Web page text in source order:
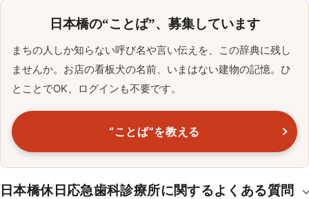
日本橋の“ことば”、募集しています
まちの人しか知らない呼び名や言い伝えを、この辞典に残し
ませんか。お店の看板犬の名前、いまはない建物の記憶。ひ
とことでOK、ログインも不要です。
“ことば”を教える
日本橋休日応急歯科診療所に関するよくある質問